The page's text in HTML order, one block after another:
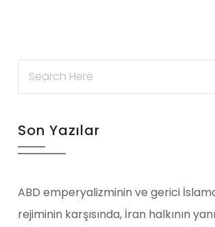
Son Yazılar
ABD emperyalizminin ve gerici
rejiminin karşısında, İran halkının